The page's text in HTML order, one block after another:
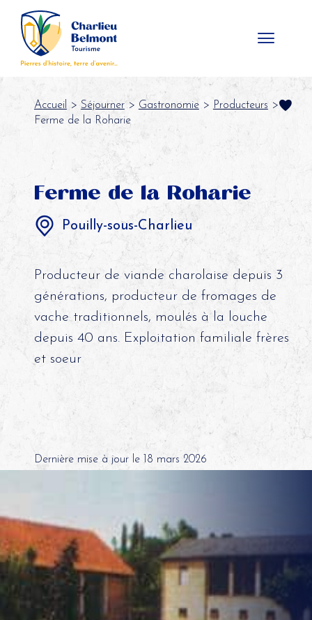
Accueil > Séjourner> Gastronomie> Producteurs >
Ferme de la Roharie
Ferme de la Roharie
Pouilly-sous-Charlieu
Producteur de viande charolaise depuis 3
générations, producteur de fromages de
vache traditionnels, moulés à la louche
depuis 40 ans. Exploitation familiale frères
et soeur
Dernière mise à jour le 18 mars 2026
Panneau de gestion des cookies